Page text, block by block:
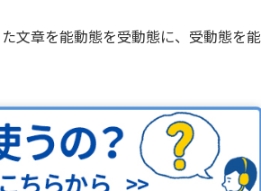
文章を能動態を受動態に、受動態を能